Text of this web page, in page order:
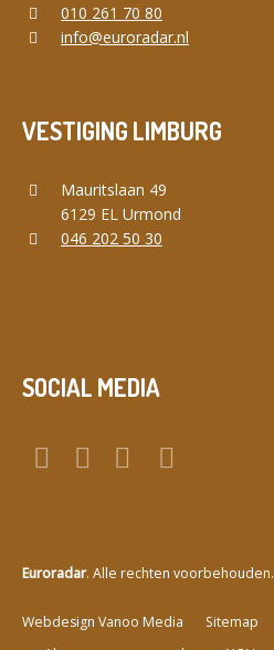
010 261 70 80
info@euroradar.nl
VESTIGING LIMBURG
Mauritslaan 49
6129 EL Urmond
046 202 50 30
SOCIAL MEDIA
Euroradar. Alle rechten voorbehouden.
Webdesign Vanoo Media Sitemap